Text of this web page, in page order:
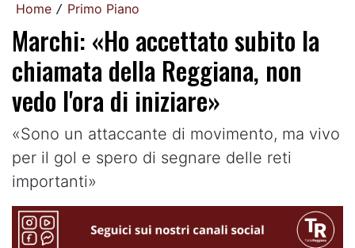
Home / Primo Piano
Marchi: «Ho accettato subito la
chiamata della Reggiana, non
vedo l'ora di iniziare»
«Sono un attaccante di movimento, ma vivo
per il gol e spero di segnare delle reti
importanti»